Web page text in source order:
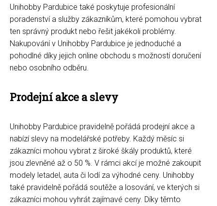
Unihobby Pardubice také poskytuje profesionální
poradenství a služby zákazníkům, které pomohou vybrat
ten správný produkt nebo řešit jakékoli problémy.
Nakupování v Unihobby Pardubice je jednoduché a
pohodlné díky jejich online obchodu s možností doručení
nebo osobního odběru.
Prodejní akce a slevy
Unihobby Pardubice pravidelně pořádá prodejní akce a
nabízí slevy na modelářské potřeby. Každý měsíc si
zákazníci mohou vybrat z široké škály produktů, které
jsou zlevněné až o 50 %. V rámci akcí je možné zakoupit
modely letadel, auta či lodí za výhodné ceny. Unihobby
také pravidelně pořádá soutěže a losování, ve kterých si
zákazníci mohou vyhrát zajímavé ceny. Díky těmto